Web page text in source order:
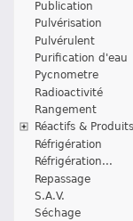
Publication
Pulvérisation
Pulvérulent
Purification d'eau
Pycnometre
Radioactivité
Rangement
Réactifs & Produits
Réfrigération
Réfrigération...
Repassage
S.A.V.
Séchage